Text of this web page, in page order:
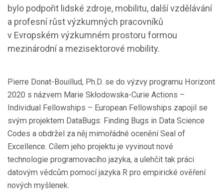
bylo podpořit lidské zdroje, mobilitu, další vzdělávání
a profesní růst výzkumných pracovníků
v Evropském výzkumném prostoru formou
mezinárodní a mezisektorové mobility.
Pierre Donat-Bouillud, Ph.D. se do výzvy programu Horizont
2020 s názvem Marie Skłodowska-Curie Actions –
Individual Fellowships – European Fellowships zapojil se
svým projektem DataBugs: Finding Bugs in Data Science
Codes a obdržel za něj mimořádné ocenění Seal of
Excellence. Cílem jeho projektu je vyvinout nové
technologie programovacího jazyka, a ulehčit tak práci
datovým vědcům pomocí jazyka R pro empirické ověření
nových myšlenek.